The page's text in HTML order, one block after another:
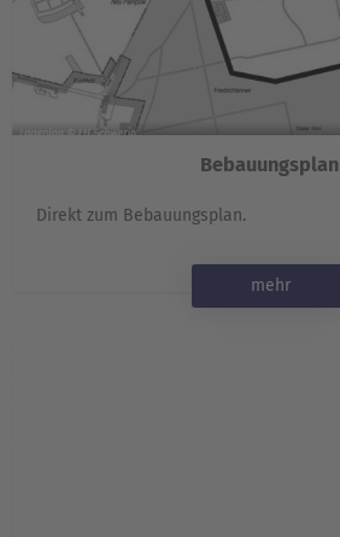
Bebauungsplan
Direkt zum Bebauungsplan.
mehr